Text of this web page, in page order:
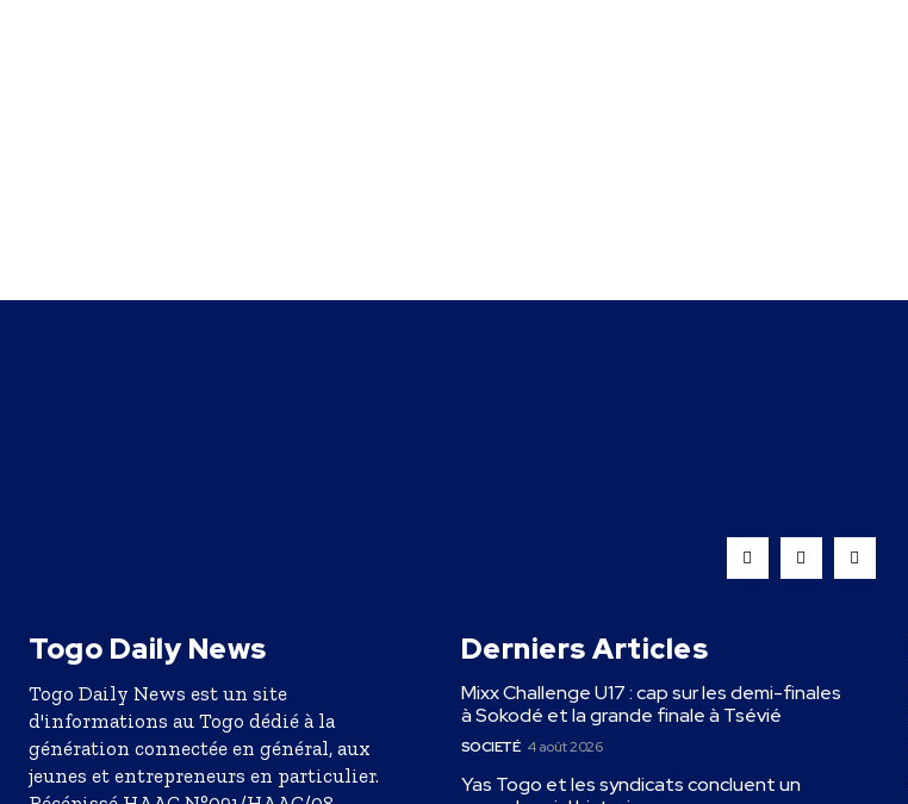
Togo Daily News
Togo Daily News est un site
d'informations au Togo dédié à la
génération connectée en général, aux
jeunes et entrepreneurs en particulier.
Derniers Articles
Mixx Challenge U17 : cap sur les demi-finales
à Sokodé et la grande finale à Tsévié
SOCIETÉ 4 août 2026
Yas Togo et les syndicats concluent un